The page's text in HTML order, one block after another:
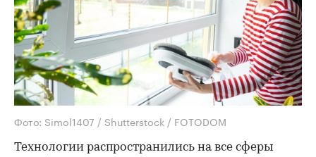
Фото: Simol1407 / Shutterstock / FOTODOM
Технологии распространились на все сферы